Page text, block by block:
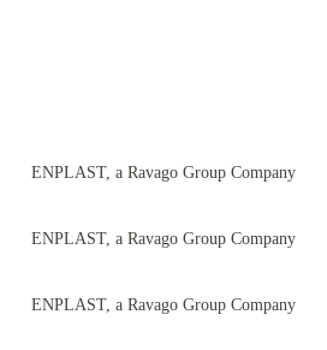
ENPLAST, a Ravago Group Company
ENPLAST, a Ravago Group Company
ENPLAST, a Ravago Group Company